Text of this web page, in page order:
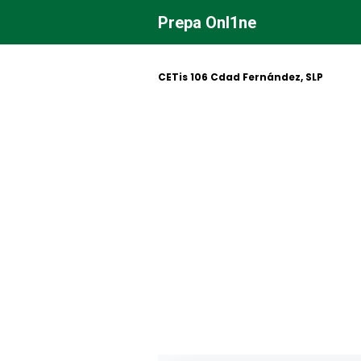
contenido
Prepa Onl1ne
CETis 106 Cdad Fernández, SLP